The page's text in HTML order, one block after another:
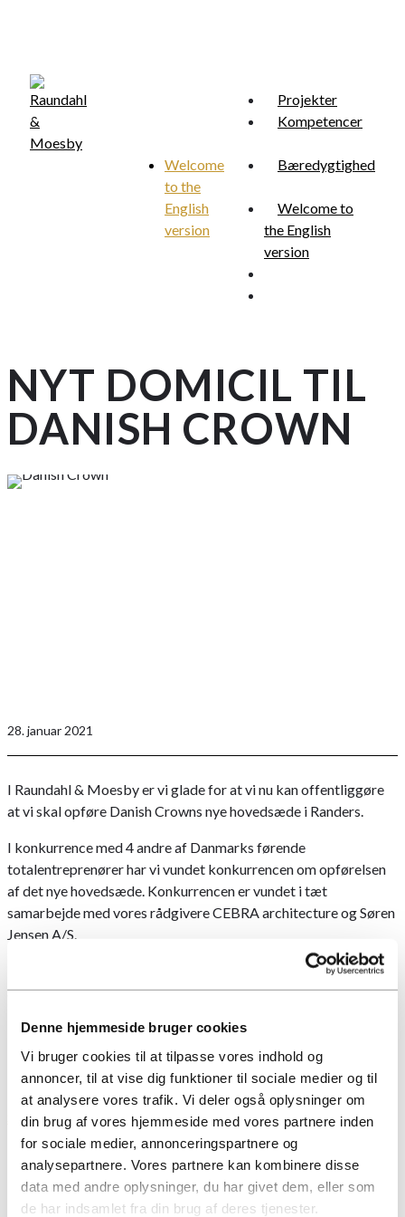
Denne hjemmeside bruger cookies
Vi bruger cookies til at tilpasse vores indhold og
annoncer, til at vise dig funktioner til sociale medier og til
at analysere vores trafik. Vi deler også oplysninger om
din brug af vores hjemmeside med vores partnere inden
for sociale medier, annonceringspartnere og
analysepartnere. Vores partnere kan kombinere disse
data med andre oplysninger, du har givet dem, eller som
de har indsamlet fra din brug af deres tjenester.
content
Welcome
to the
English
version
Projekter
Kompetencer
Bæredygtighed
Welcome to
the English
version
NYT DOMICIL TIL
DANISH CROWN
28. januar 2021
I Raundahl & Moesby er vi glade for at vi nu kan offentliggøre
at vi skal opføre Danish Crowns nye hovedsæde i Randers.
I konkurrence med 4 andre af Danmarks førende
totalentreprenører har vi vundet konkurrencen om opførelsen
af det nye hovedsæde. Konkurrencen er vundet i tæt
samarbejde med vores rådgivere CEBRA architecture og Søren
Jensen A/S.
Et af Raundahl & Moesbys absolut stærkeste pejlemærker er
altid at aflevere byggerier, hvor alle fejl og mangler er udbedret
Læs mere
Se flere nyheder